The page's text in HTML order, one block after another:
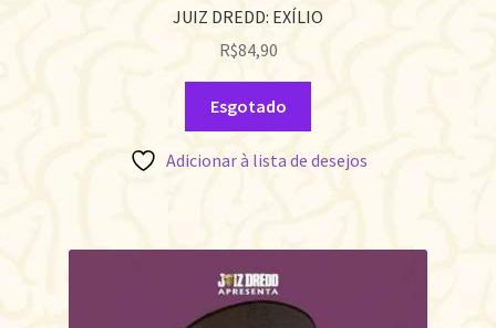
JUIZ DREDD: EXÍLIO
R$84,90
Esgotado
Adicionar à lista de desejos